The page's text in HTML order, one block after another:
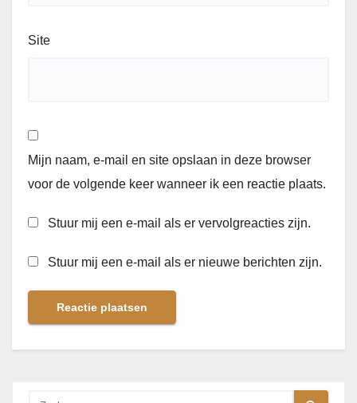
Site
Mijn naam, e-mail en site opslaan in deze browser
voor de volgende keer wanneer ik een reactie plaats.
Stuur mij een e-mail als er vervolgreacties zijn.
Stuur mij een e-mail als er nieuwe berichten zijn.